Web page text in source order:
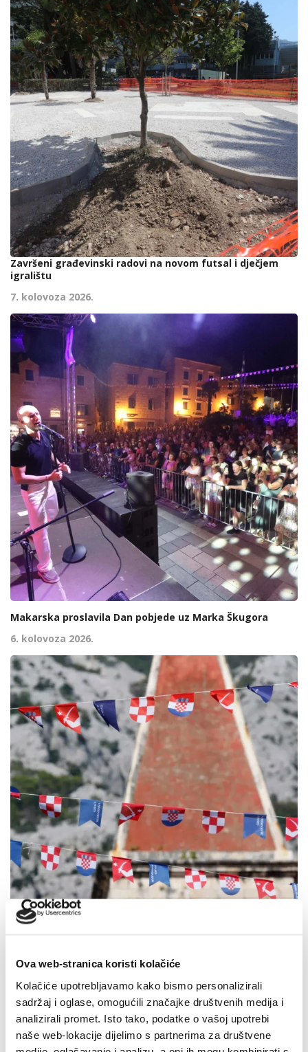
Ova web-stranica koristi kolačiće
Kolačiće upotrebljavamo kako bismo personalizirali
sadržaj i oglase, omogućili značajke društvenih medija i
analizirali promet. Isto tako, podatke o vašoj upotrebi
naše web-lokacije dijelimo s partnerima za društvene
Završeni građevinski radovi na novom futsal i dječjem
igralištu
7. kolovoza 2026.
Makarska proslavila Dan pobjede uz Marka Škugora
6. kolovoza 2026.
branitelja: Program obilježavanja u Makarskoj
4. kolovoza 2026.